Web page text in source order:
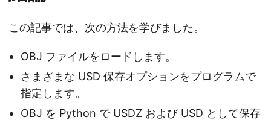
この記事では、次の方法を学びました。
OBJ ファイルをロードします。
さまざまな USD 保存オプションをプログラムで
指定します。
OBJ を Python で USDZ および USD として保存